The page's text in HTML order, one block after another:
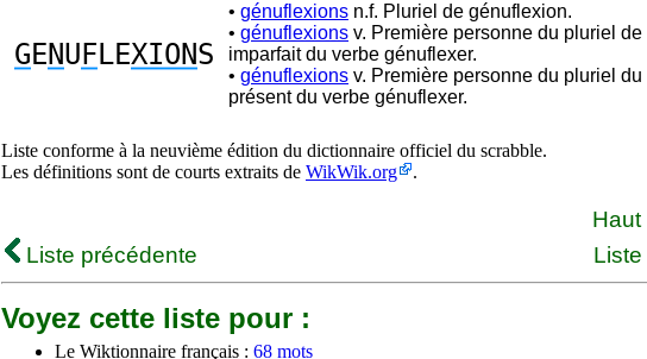
GENU F LEXIONS
• génuflexions n.f. Pluriel de génuflexion.
• génuflexions v. Première personne du pluriel de
imparfait du verbe génuflexer.
• génuflexions v. Première personne du pluriel
présent du verbe génuflexer.
Liste conforme à la neuvième édition du dictionnaire officiel du scrabble.
Les définitions sont de courts extraits de WikWik.org .
Liste précédente
Voyez cette liste pour :
Le Wiktionnaire français : 68 mots